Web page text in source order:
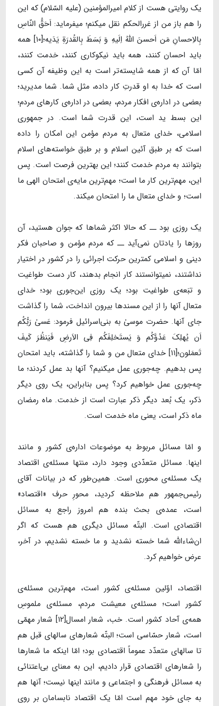
یک روایتی هست از کلام امیرالمؤمنین (علیه السّلام) که این
را هم باز من از غررالحکم نقل میکنم؛ میفرماید: اَحَقُّ النّاسِ
بِالاِحسانِ مَن اَحسنَ اللهُ اِلَیهِ وَ بَسَطَ بِالقُدرَةِ یَدَیه؛[۱۰] همه
باید احسان کنند، همه باید نیکوکاری کنند، خدمت کنند،
امّا آن که از همه شایسته‌تر است به این وظیفه آن کسی
است که خدا به او قدرتِ کار داده، مثل شما. شما مدیرید؛
بعضی در اداره‌ی افکار مردم، بعضی در اداره‌ی کارهای مردم؛
این بسط ید است، این قدرت شما است. در جمهوری
اسلامی، خدای متعال به مردم مؤمن این امکان را داده
است که بر طبق آئین اسلام و بر طبق خواسته‌های اسلام
بتوانند به مردم خدمت کنند؛ این بهترین فرصت است. پس
این، مهم‌ترین کار ما است؛ مهم‌ترین مایه‌ی امتحان الهی ما
است؛ و خدای متعال ما را امتحان میکند.
یک روزی بود ــ که حالا اکثر شماها که جوان هستید، آن
روزها را یادتان نمی‌آید ــ که مردم مؤمن و صاحبان فکر
دینی و اسلامی کمترین حرکت اجرائی را در کشور در اختیار
نداشتند، نمیتوانستند کار انجام بدهند، کار دست طواغیت
و تبَعه‌ی طواغیت بود؛ یک روزی این‌جوری بود؛ خدای
متعال آنها را از این مسندها بیرون انداخت، شما را گذاشت
جای آنها. حضرت موسیٰ به بنی‌اسرائیل فرمود: عَسىٰ رَبُّکُم
اَن یُهلِکَ عَدُوَّکُم وَ یَستَخلِفَکُم فِی الاَرضِ فَیَنظُرَ کَیفَ
تَعمَلون؛[۱۱] خدای متعال من و شما را گذاشته، باید امتحان
پس بدهیم. چه‌جوری عمل میکنیم؟ آنها بد عمل کردند؛ ما
چه‌جوری عمل خواهیم کرد؟ پس بنابراین، یک روی دیگر
ذکر، یک بُعد دیگر ذکر عبارت است از خدمت. ماه رمضان
ماه ذکر است، یعنی ماه خدمت است.
و امّا مسائل مربوط به موضوعات اداره‌ی کشور و مانند
اینها. مسائل متعدّدی وجود دارد، منتها مسئله‌ی اقتصاد
یک مسئله‌ی محوری است. همین‌طور که در بیانات آقای
رئیس‌جمهور هم ملاحظه کردید، محورِ حرف «اقتصاد»
است، عمده‌ی بحث بنده هم امروز راجع به مسائل
اقتصادی است. البتّه مسائل دیگری هم هست که اگر
ان‌شاء‌الله شما خسته نشدید و ما خسته نشدیم، در آخر،
عرض خواهیم کرد.
اقتصاد، اوّلین مسئله‌ی کشور است، مهم‌ترین مسئله‌ی
کشور است؛ مسئله‌ی معیشت مردم، مسئله‌ی ملموسِ
همه‌ی آحاد کشور است. خب، شعار امسال[۱۲] شعار مهمّی
است، شعار حسّاسی است؛ البتّه شعارهای سالهای قبل هم
تا سالهای متعدّد عموماً اقتصادی بود؛ امّا اینکه ما شعارها
را شعارهای اقتصادی قرار دادیم، این به معنای بی‌اعتنائی
به مسائل فرهنگی و اجتماعی و مانند اینها نیست؛ آنها هم
به جای خود مهم است امّا یک اقتصاد نابسامان بر روی